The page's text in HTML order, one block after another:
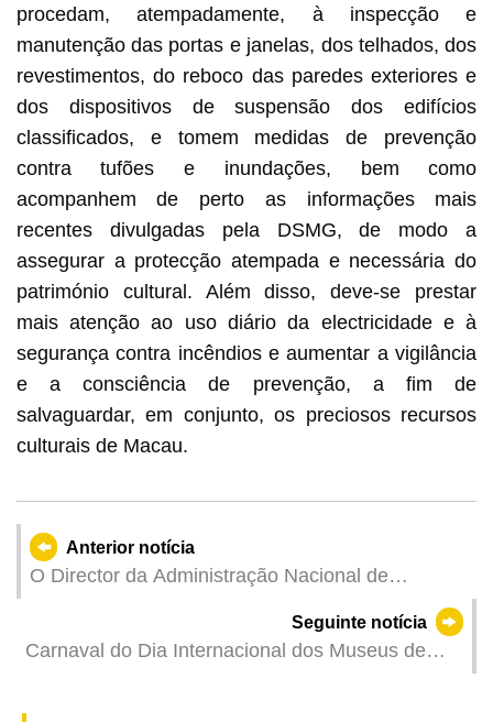
procedam, atempadamente, à inspecção e
manutenção das portas e janelas, dos telhados, dos
revestimentos, do reboco das paredes exteriores e
dos dispositivos de suspensão dos edifícios
classificados, e tomem medidas de prevenção
contra tufões e inundações, bem como
acompanhem de perto as informações mais
recentes divulgadas pela DSMG, de modo a
assegurar a protecção atempada e necessária do
património cultural. Além disso, deve-se prestar
mais atenção ao uso diário da electricidade e à
segurança contra incêndios e aumentar a vigilância
e a consciência de prevenção, a fim de
salvaguardar, em conjunto, os preciosos recursos
culturais de Macau.
Anterior notícia
O Director da Administração Nacional de
reforçar ainda mais a cooperação na área da
supervisão e administração de medicamentos
Seguinte notícia
Carnaval do Dia Internacional dos Museus de